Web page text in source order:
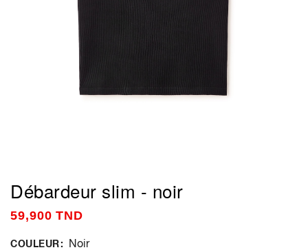
Débardeur slim - noir
59,900 TND
COULEUR Noir